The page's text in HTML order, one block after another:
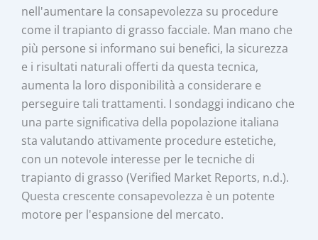
nell'aumentare la consapevolezza su procedure
come il trapianto di grasso facciale. Man mano che
più persone si informano sui benefici, la sicurezza
e i risultati naturali offerti da questa tecnica,
aumenta la loro disponibilità a considerare e
perseguire tali trattamenti. I sondaggi indicano che
una parte significativa della popolazione italiana
sta valutando attivamente procedure estetiche,
con un notevole interesse per le tecniche di
trapianto di grasso (Verified Market Reports, n.d.).
Questa crescente consapevolezza è un potente
motore per l'espansione del mercato.